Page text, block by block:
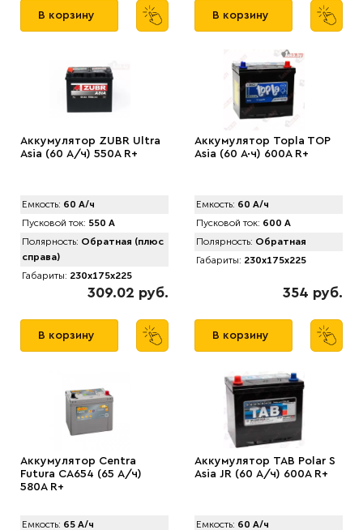
В корзину В корзину
Аккумулятор ZUBR Ultra
Asia (60 А/ч) 550А R+
Емкость: 60 А/ч
Пусковой ток: 550 А
Полярность: Обратная (плюс
справа)
Габариты: 230x175x225
309.02 руб.
В корзину
Аккумулятор Topla TOP
Asia (60 А·ч) 600A R+
Емкость: 60 А/ч
Пусковой ток: 600 А
Полярность: Обратная
Габариты: 230x175x225
354 руб.
В корзину
Аккумулятор Centra
Futura CA654 (65 А/ч)
580А R+
Емкость: 65 А/ч
Аккумулятор TAB Polar S
Asia JR (60 А/ч) 600А R+
Емкость: 60 А/ч